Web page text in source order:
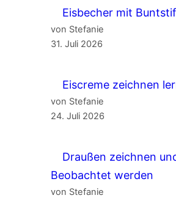
Eisbecher mit
von Stefanie
31. Juli 2026
Eiscreme zeichnen
von Stefanie
24. Juli 2026
Draußen zeichnen
Beobachtet werden
von Stefanie